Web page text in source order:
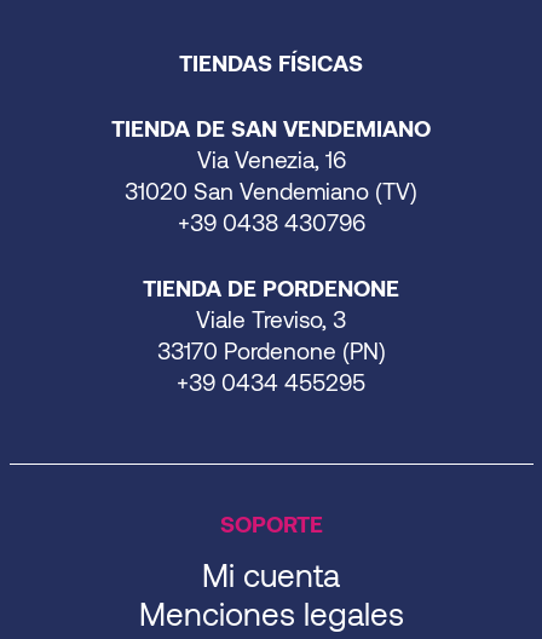
TIENDAS FÍSICAS
TIENDA DE SAN VENDEMIANO
Via Venezia, 16
31020 San Vendemiano (TV)
+39 0438 430796
TIENDA DE PORDENONE
Viale Treviso, 3
33170 Pordenone (PN)
+39 0434 455295
SOPORTE
Mi cuenta
Menciones legales